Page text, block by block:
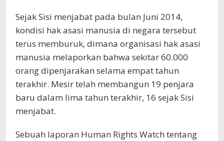
Sejak Sisi menjabat pada bulan Juni 2014,
kondisi hak asasi manusia di negara tersebut
terus memburuk, dimana organisasi hak asasi
manusia melaporkan bahwa sekitar 60.000
orang dipenjarakan selama empat tahun
terakhir. Mesir telah membangun 19 penjara
baru dalam lima tahun terakhir, 16 sejak Sisi
menjabat.
Sebuah laporan Human Rights Watch tentang